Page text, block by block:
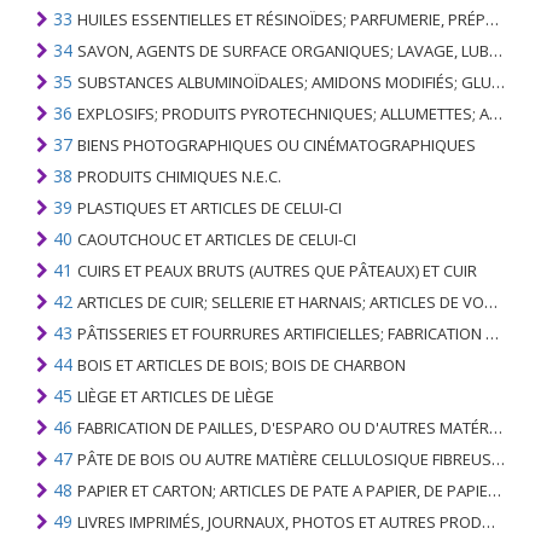
33 HUILES ESSENTIELLES ET RÉSINOÏDES; PARFUMERIE, PRÉPARATIONS COSMÉTIQUES OU DE TOILETTE
34 SAVON, AGENTS DE SURFACE ORGANIQUES; LAVAGE, LUBRIFICATION, POLISSAGE OU PRÉPARATION À L'ÉPURATION; CIRES ARTIFICIELLES OU PRÉPARÉES, BOUGIES ET ARTICLES SIMILAIRES, PÂTES À MODÉLISER, CIRES DENTAIRES ET PRÉPARATIONS DENTAIRES À BASE DE PLÂTRE
35 SUBSTANCES ALBUMINOÏDALES; AMIDONS MODIFIÉS; GLUES; ENZYMES
36 EXPLOSIFS; PRODUITS PYROTECHNIQUES; ALLUMETTES; ALLIAGES PYROPHORIQUES; CERTAINES PRÉPARATIONS COMBUSTIBLES
37 BIENS PHOTOGRAPHIQUES OU CINÉMATOGRAPHIQUES
38 PRODUITS CHIMIQUES N.E.C.
39 PLASTIQUES ET ARTICLES DE CELUI-CI
40 CAOUTCHOUC ET ARTICLES DE CELUI-CI
41 CUIRS ET PEAUX BRUTS (AUTRES QUE PÂTEAUX) ET CUIR
42 ARTICLES DE CUIR; SELLERIE ET ​​HARNAIS; ARTICLES DE VOYAGE, SACS À MAIN ET RÉCIPIENTS ANALOGUES; ARTICLES DE GUT ANIMAL (AUTRE QUE GUT DE SOIE-VERT)
43 PÂTISSERIES ET FOURRURES ARTIFICIELLES; FABRICATION DE CELLES-CI
44 BOIS ET ARTICLES DE BOIS; BOIS DE CHARBON
45 LIÈGE ET ARTICLES DE LIÈGE
46 FABRICATION DE PAILLES, D'ESPARO OU D'AUTRES MATÉRIAUX DE COULÉE; BASKETWARE ET WICKERWORK
47 PÂTE DE BOIS OU AUTRE MATIÈRE CELLULOSIQUE FIBREUSE; PAPIER OU CARTON RÉCUPÉRÉ (DÉCHETS ET DÉCHETS)
48 PAPIER ET CARTON; ARTICLES DE PATE A PAPIER, DE PAPIER OU DE CARTON
49 LIVRES IMPRIMÉS, JOURNAUX, PHOTOS ET AUTRES PRODUITS DE L'INDUSTRIE DE L'IMPRIMERIE; MANUSCRITS, TYPESCRIPTS ET PLANS